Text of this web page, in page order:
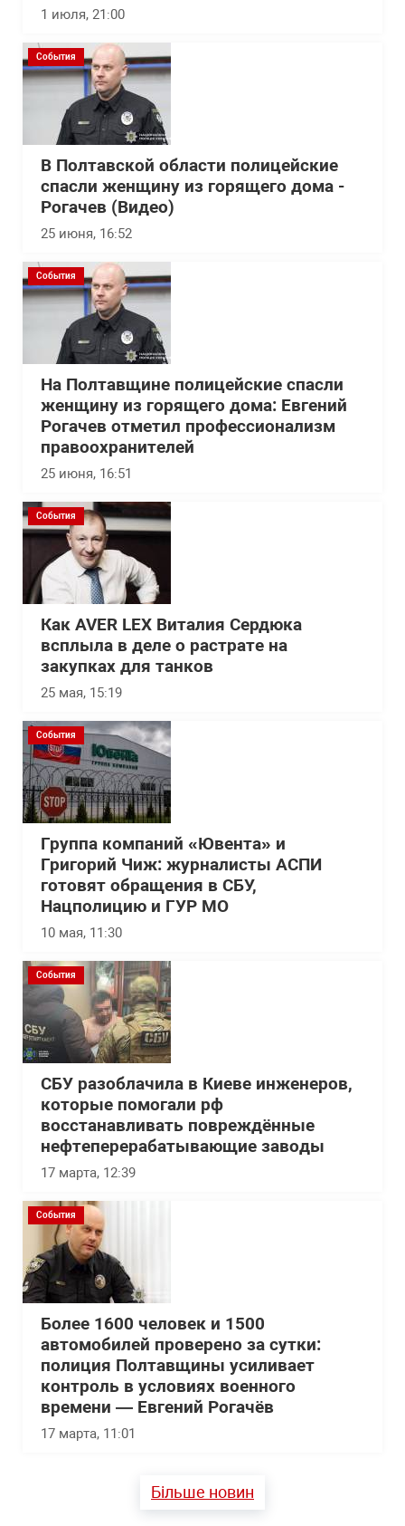
1 июля, 21:00
События
В Полтавской области полицейские
спасли женщину из горящего дома -
Рогачев (Видео)
25 июня, 16:52
События
На Полтавщине полицейские спасли
женщину из горящего дома: Евгений
Рогачев отметил профессионализм
правоохранителей
25 июня, 16:51
События
Как AVER LEX Виталия Сердюка
всплыла в деле о растрате на
закупках для танков
25 мая, 15:19
События
Группа компаний «Ювента» и
Григорий Чиж: журналисты АСПИ
готовят обращения в СБУ,
Нацполицию и ГУР МО
10 мая, 11:30
События
СБУ разоблачила в Киеве инженеров,
которые помогали рф
восстанавливать повреждённые
нефтеперерабатывающие заводы
17 марта, 12:39
События
Более 1600 человек и 1500
автомобилей проверено за сутки:
полиция Полтавщины усиливает
контроль в условиях военного
времени — Евгений Рогачёв
17 марта, 11:01
Більше новин